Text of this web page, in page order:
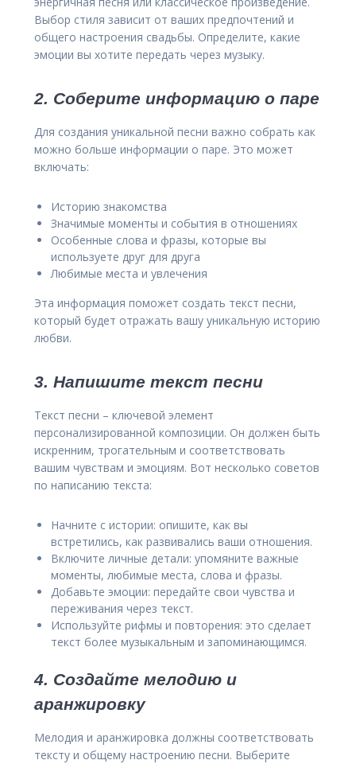
Выбор стиля зависит от ваших предпочтений и
общего настроения свадьбы. Определите, какие
эмоции вы хотите передать через музыку.
2. Соберите информацию о паре
Для создания уникальной песни важно собрать как
можно больше информации о паре. Это может
включать:
Историю знакомства
Значимые моменты и события в отношениях
Особенные слова и фразы, которые вы
используете друг для друга
Любимые места и увлечения
Эта информация поможет создать текст песни,
который будет отражать вашу уникальную историю
любви.
3. Напишите текст песни
Текст песни – ключевой элемент
персонализированной композиции. Он должен быть
искренним, трогательным и соответствовать
вашим чувствам и эмоциям. Вот несколько советов
по написанию текста:
Начните с истории: опишите, как вы
встретились, как развивались ваши отношения.
Включите личные детали: упомяните важные
моменты, любимые места, слова и фразы.
Добавьте эмоции: передайте свои чувства и
переживания через текст.
Используйте рифмы и повторения: это сделает
текст более музыкальным и запоминающимся.
4. Создайте мелодию и
аранжировку
Мелодия и аранжировка должны соответствовать
тексту и общему настроению песни. Выберите